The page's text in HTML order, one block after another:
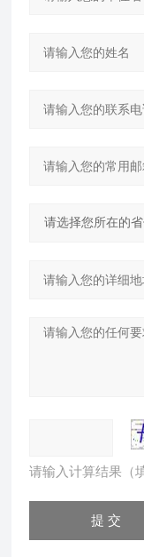
请输入计算结果（